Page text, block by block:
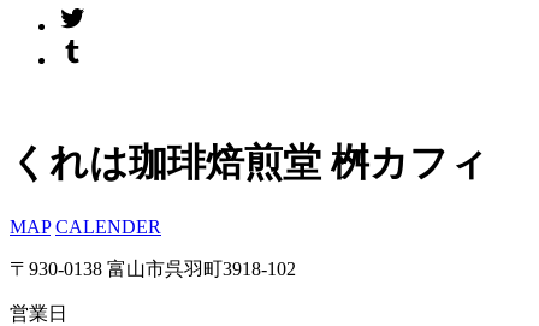
くれは珈琲焙煎堂 桝カフィ
MAP CALENDER
〒930-0138 富山市呉羽町3918-102
営業日